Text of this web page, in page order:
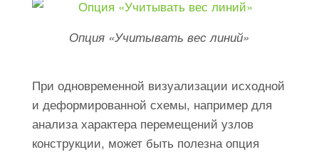
Опция «Учитывать вес линий»
При одновременной визуализации исходной
и деформированной схемы, например для
анализа характера перемещений узлов
конструкции, может быть полезна опция